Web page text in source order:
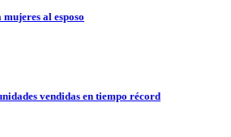
al esposo
vendidas en tiempo récord